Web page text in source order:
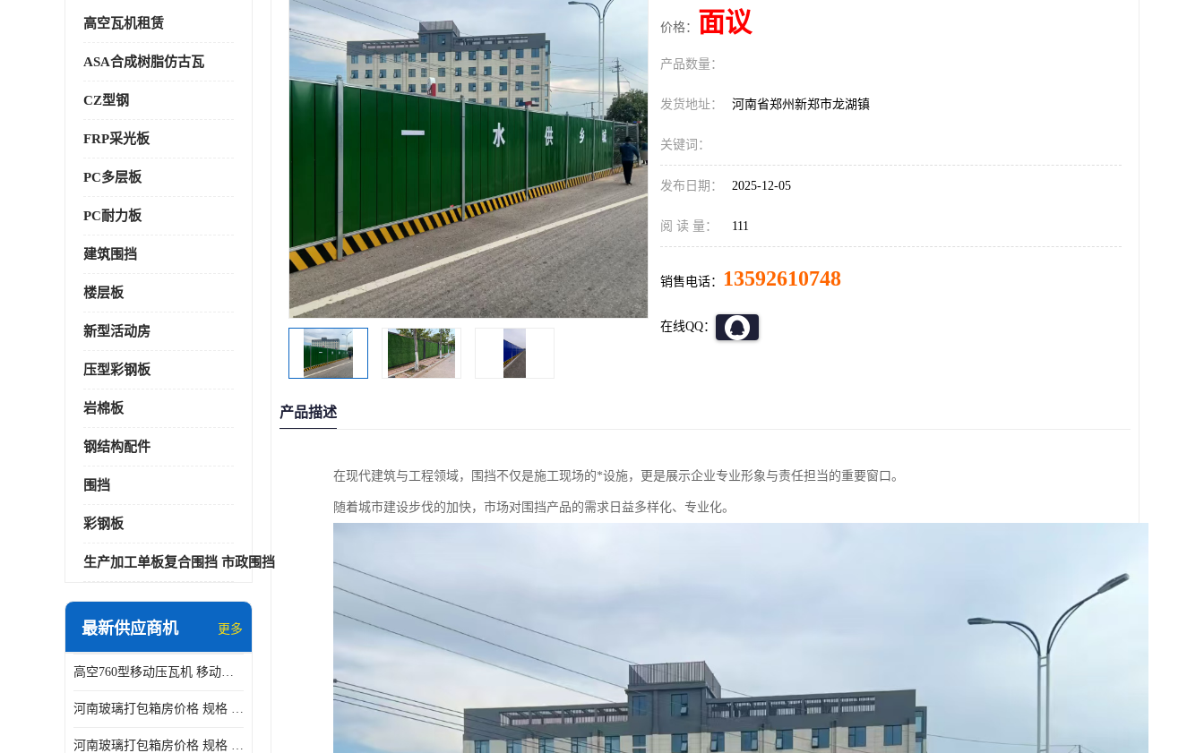
高空瓦机租赁
ASA合成树脂仿古瓦
CZ型钢
FRP采光板
PC多层板
PC耐力板
建筑围挡
楼层板
新型活动房
压型彩钢板
岩棉板
钢结构配件
围挡
彩钢板
生产加工单板复合围挡 市政围挡
最新供应商机 更多
高空760型移动压瓦机 移动升降制瓦设备租赁选郑州鑫纵
河南玻璃打包箱房价格 规格 鑫纵建材按需定制
河南玻璃打包箱房价格 规格 鑫纵建材批发
价格： 面议
产品数量：
发货地址： 河南省郑州新郑市龙湖镇
关键词：
发布日期： 2025-12-05
阅 读 量： 111
销售电话： 13592610748
在线QQ：
产品描述
在现代建筑与工程领域，围挡不仅是施工现场的*设施，更是展示企业专业形象与责任担当的重要窗口。
随着城市建设步伐的加快，市场对围挡产品的需求日益多样化、专业化。